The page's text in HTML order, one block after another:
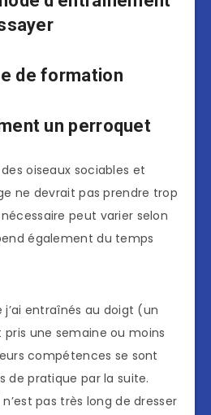
de formation
un perroquet
oiseaux sociables et
ne devrait pas prendre trop
peut varier selon
également du temps
j’ai entraînés au doigt (un
une semaine ou moins
compétences se sont
de pratique par la suite.
n’est pas très long de dresser